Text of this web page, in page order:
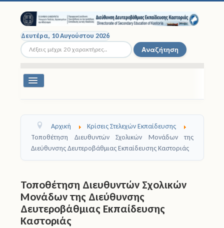
Δευτέρα, 10 Αυγούστου 2026
Αναζήτηση... Αναζήτηση
Εναλλαγή
Σχολικές Μονάδες
Σχολικές Εκδρομές
Νομοθεσία
Αρχική
Κρίσεις Στελεχών Εκπαίδευσης
Τοποθέτηση Διευθυντών Σχολικών Μονάδων της
Διεύθυνσης Δευτεροβάθμιας Εκπαίδευσης Καστοριάς
Τοποθέτηση Διευθυντών Σχολικών
Μονάδων της Διεύθυνσης
Δευτεροβάθμιας Εκπαίδευσης
Καστοριάς